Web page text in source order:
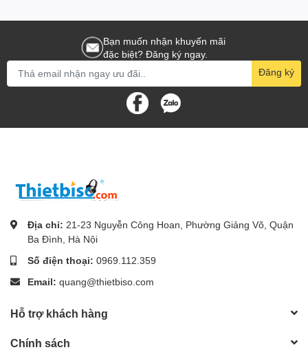
Bạn muốn nhận khuyến mãi
đặc biệt? Đăng ký ngay.
Đăng ký
Địa chỉ: 21-23 Nguyễn Công Hoan, Phường Giảng Võ, Quận
Ba Đình, Hà Nội
Số điện thoại: 0969.112.359
Email: quang@thietbiso.com
Hỗ trợ khách hàng
Chính sách